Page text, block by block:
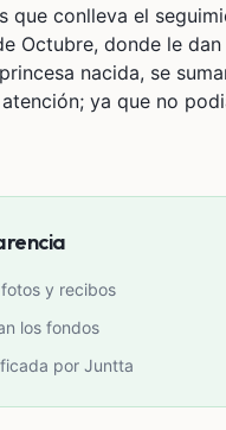
que conlleva el
Octubre, donde le
nacida, se
ya que no
como buen
y recibos
los fondos
por Juntta